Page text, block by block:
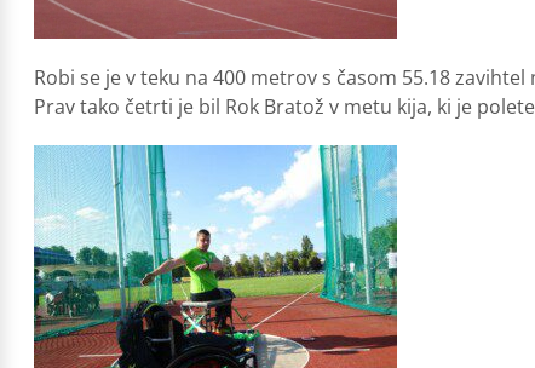
Robi se je v teku na 400 metrov s časom 55.18
Prav tako četrti je bil Rok Bratož v metu kija, ki je